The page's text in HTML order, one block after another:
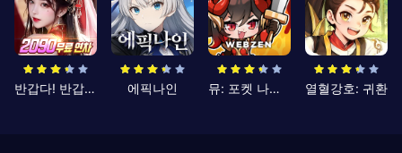
반갑다! 반갑삼국지 에픽나인 뮤: 포켓 나이츠 열혈강호: 귀환